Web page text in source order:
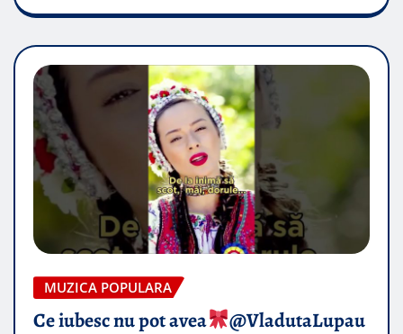
MUZICA POPULARA
Ce iubesc nu pot avea
​@VladutaLupau